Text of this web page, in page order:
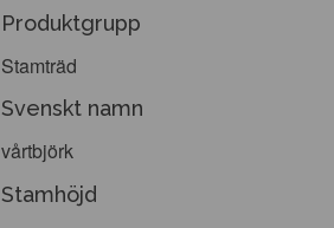
Produktgrupp
Stamträd
Svenskt namn
vårtbjörk
Stamhöjd